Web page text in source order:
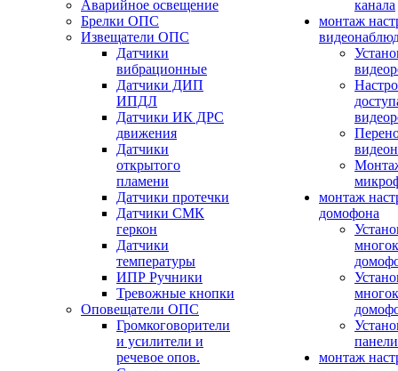
Аварийное освещение
Брелки ОПС
Извещатели ОПС
Датчики
вибрационные
Датчики ДИП
ИПДЛ
Датчики ИК ДРС
движения
Датчики
открытого
пламени
Датчики протечки
Датчики СМК
геркон
Датчики
температуры
ИПР Ручники
Тревожные кнопки
Оповещатели ОПС
Громкоговорители
и усилители и
речевое опов.
канала
монтаж
монтаж
домофона
панели
монтаж